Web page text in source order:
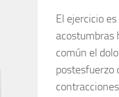
El ejercicio
acostumbras
común el
postesfuerzo